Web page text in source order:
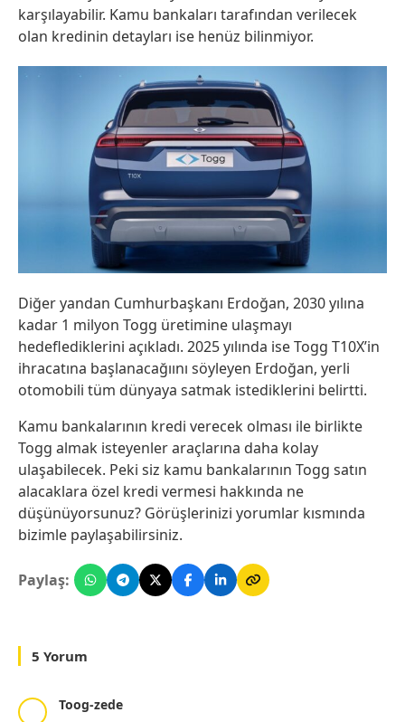
karşılayabilir. Kamu bankaları tarafından verilecek
olan kredinin detayları ise henüz bilinmiyor.
Diğer yandan Cumhurbaşkanı Erdoğan, 2030 yılına
kadar 1 milyon Togg üretimine ulaşmayı
hedeflediklerini açıkladı. 2025 yılında ise Togg T10X’in
ihracatına başlanacağıını söyleyen Erdoğan, yerli
otomobili tüm dünyaya satmak istediklerini belirtti.
Kamu bankalarının kredi verecek olması ile birlikte
Togg almak isteyenler araçlarına daha kolay
ulaşabilecek. Peki siz kamu bankalarının Togg satın
alacaklara özel kredi vermesi hakkında ne
düşünüyorsunuz? Görüşlerinizi yorumlar kısmında
bizimle paylaşabilirsiniz.
Paylaş:
5 Yorum
Toog-zede